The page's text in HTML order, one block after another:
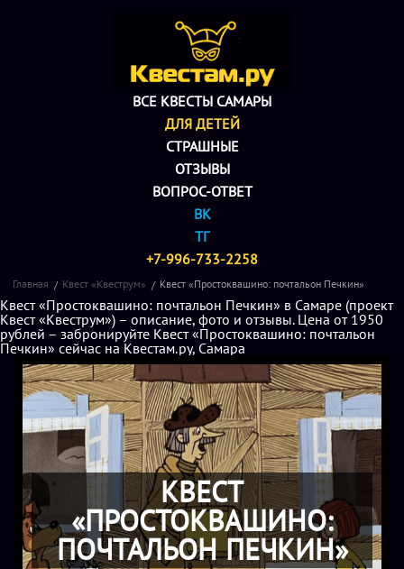
ВСЕ КВЕСТЫ САМАРЫ
ДЛЯ ДЕТЕЙ
СТРАШНЫЕ
ОТЗЫВЫ
ВОПРОС-ОТВЕТ
ВК
ТГ
+7-996-733-2258
Главная Квест «Квеструм» Квест «Простоквашино: почтальон Печкин»
Квест «Простоквашино: почтальон Печкин» в Самаре (проект
Квест «Квеструм») – описание, фото и отзывы. Цена от 1950
рублей – забронируйте Квест «Простоквашино: почтальон
Печкин» сейчас на Квестам.ру, Самара
КВЕСТ
«ПРОСТОКВАШИНО:
ПОЧТАЛЬОН ПЕЧКИН»